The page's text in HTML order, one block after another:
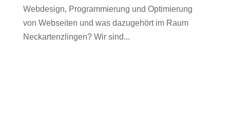
Webdesign, Programmierung und Optimierung
von Webseiten und was dazugehört im Raum
Neckartenzlingen? Wir sind...